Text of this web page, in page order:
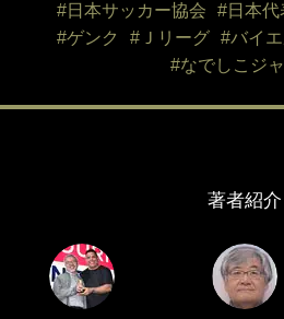
#日本サッカー協会
#日本代
#ゲンク
#Ｊリーグ
#バイ
#なでしこジ
著者紹介